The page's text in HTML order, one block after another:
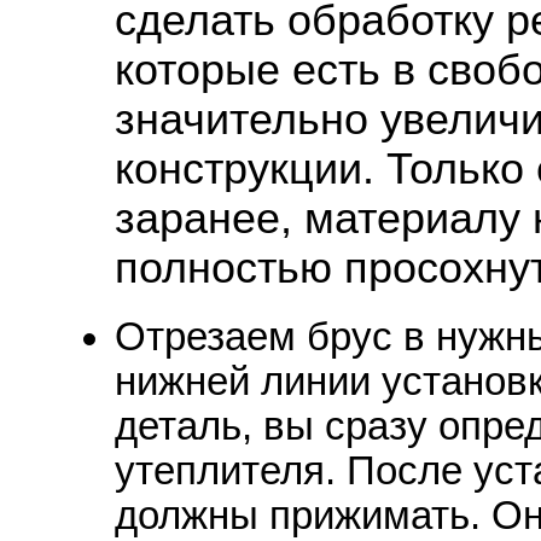
сделать обработку
которые есть в
значительно
конструкции.
заранее, материалу
полностью
Отрезаем брус в
нижней линии
деталь, вы сразу
утеплителя. После
должны прижимать.